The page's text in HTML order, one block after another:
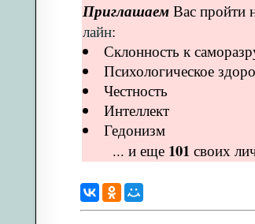
Приглашаем Вас пройти
лайн:
Склонность к
Психологическое
Честность
Интеллект
Гедонизм
... и еще 101своих